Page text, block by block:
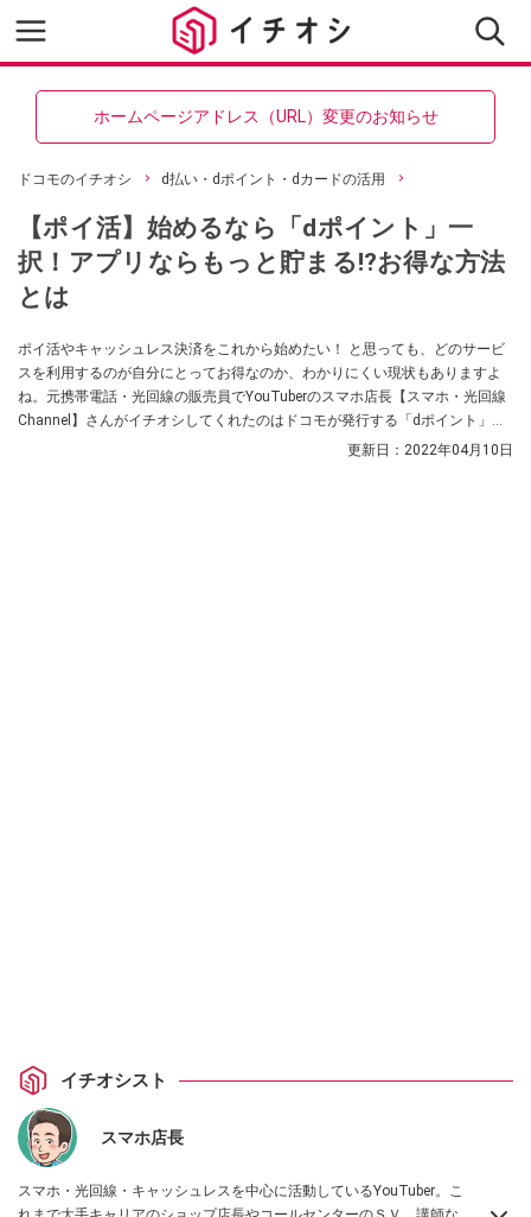
ホームページアドレス（URL）変更のお知らせ
ドコモのイチオシ d払い・dポイント・dカードの活用
【ポイ活】始めるなら「dポイント」一
択！アプリならもっと貯まる⁉お得な方法
とは
ポイ活やキャッシュレス決済をこれから始めたい！ と思っても、どのサービ
スを利用するのが自分にとってお得なのか、わかりにくい現状もありますよ
ね。元携帯電話・光回線の販売員でYouTuberのスマホ店長【スマホ・光回線
Channel】さんがイチオシしてくれたのはドコモが発行する「dポイント」。
還元率は1%～と高めで、貯まりやすいのが魅力なのだとか。
更新日： 2022年04月10日
イチオシスト
スマホ店長
スマホ・光回線・キャッシュレスを中心に活動しているYouTuber。こ